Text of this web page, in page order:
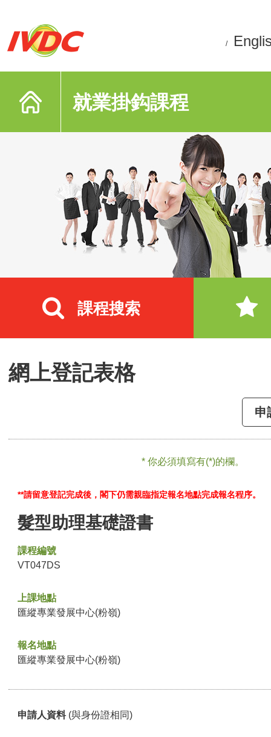
/
就業掛鈎課程
課程搜索
網上登記表格
申
* 你必須填寫有(*)的欄。
**請留意登記完成後，閣下仍需親臨指定報名地點完成報名程序。
髮型助理基礎證書
課程編號
VT047DS
上課地點
匯縱專業發展中心(粉嶺)
報名地點
匯縱專業發展中心(粉嶺)
申請人資料 (與身份證相同)